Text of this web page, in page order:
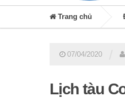
Trang chủ
07/04/2020
Lịch tàu